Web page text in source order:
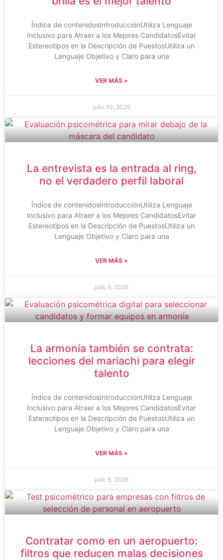
Índice de contenidosIntroducciónUtiliza Lenguaje
Inclusivo para Atraer a los Mejores CandidatosEvitar
Estereotipos en la Descripción de PuestosUtiliza un
Lenguaje Objetivo y Claro para una
VER MÁS »
julio 10, 2026
La entrevista es la entrada al ring,
no el verdadero perfil laboral
Índice de contenidosIntroducciónUtiliza Lenguaje
Inclusivo para Atraer a los Mejores CandidatosEvitar
Estereotipos en la Descripción de PuestosUtiliza un
Lenguaje Objetivo y Claro para una
VER MÁS »
julio 9, 2026
La armonía también se contrata:
lecciones del mariachi para elegir
talento
Índice de contenidosIntroducciónUtiliza Lenguaje
Inclusivo para Atraer a los Mejores CandidatosEvitar
Estereotipos en la Descripción de PuestosUtiliza un
Lenguaje Objetivo y Claro para una
VER MÁS »
julio 8, 2026
Contratar como en un aeropuerto:
filtros que reducen malas decisiones